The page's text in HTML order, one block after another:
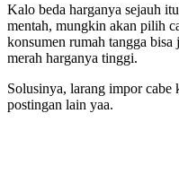
Kalo beda harganya sejauh
mentah, mungkin akan pilih
konsumen rumah tangga
merah harganya tinggi.
Solusinya, larang impor
postingan lain yaa.